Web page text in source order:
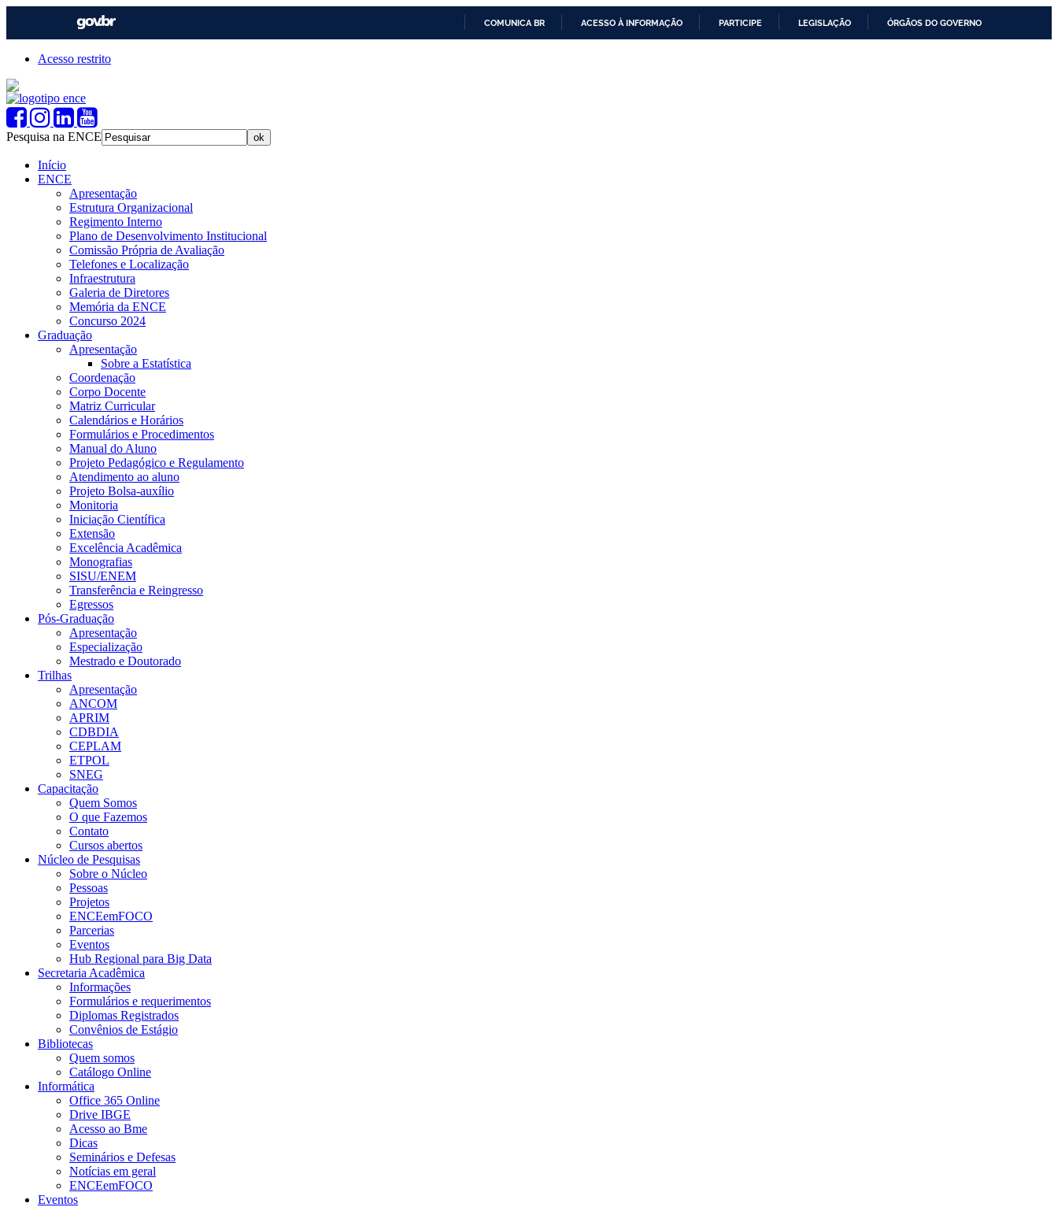
COMUNICA BR ACESSO À INFORMAÇÃO PARTICIPE LEGISLAÇÃO ÓRGÃOS DO GOVERNO
Acesso restrito
Pesquisa na ENCE
Início
ENCE
Apresentação
Estrutura Organizacional
Regimento Interno
Plano de Desenvolvimento Institucional
Comissão Própria de Avaliação
Telefones e Localização
Infraestrutura
Galeria de Diretores
Memória da ENCE
Concurso 2024
Graduação
Apresentação
Sobre a Estatística
Coordenação
Corpo Docente
Matriz Curricular
Calendários e Horários
Formulários e Procedimentos
Manual do Aluno
Projeto Pedagógico e Regulamento
Atendimento ao aluno
Projeto Bolsa-auxílio
Monitoria
Iniciação Científica
Extensão
Excelência Acadêmica
Monografias
SISU/ENEM
Transferência e Reingresso
Egressos
Pós-Graduação
Apresentação
Especialização
Mestrado e Doutorado
Trilhas
Apresentação
ANCOM
APRIM
CDBDIA
CEPLAM
ETPOL
SNEG
Capacitação
Quem Somos
O que Fazemos
Contato
Cursos abertos
Núcleo de Pesquisas
Sobre o Núcleo
Pessoas
Projetos
ENCEemFOCO
Parcerias
Eventos
Hub Regional para Big Data
Secretaria Acadêmica
Informações
Formulários e requerimentos
Diplomas Registrados
Convênios de Estágio
Bibliotecas
Quem somos
Catálogo Online
Informática
Office 365 Online
Drive IBGE
Acesso ao Bme
Dicas
Seminários e Defesas
Notícias em geral
ENCEemFOCO
Eventos